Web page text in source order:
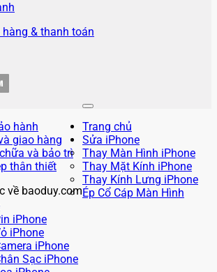
& thanh toán
hành
giao hàng
và bảo trì
thân thiết
về baoduy.com
Trang chủ
Sửa iPhone
Thay Màn Hình iPhone
Thay Mặt Kính iPhone
Thay Kính Lưng iPhone
Ép Cổ Cáp Màn Hình
iPhone
iPhone
iPhone
Sạc iPhone